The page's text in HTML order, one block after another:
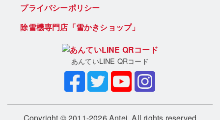
プライバシーポリシー
除雪機専門店「雪かきショップ」
あんていLINE QRコード